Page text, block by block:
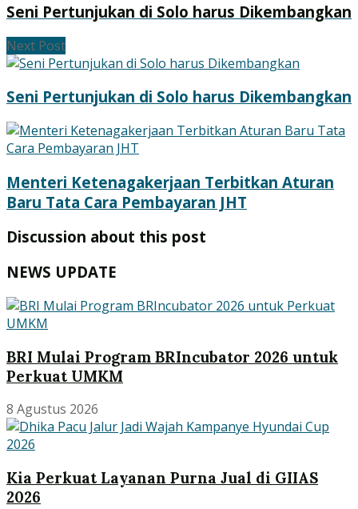
Seni Pertunjukan di Solo harus Dikembangkan
Next Post
Seni Pertunjukan di Solo harus Dikembangkan
Menteri Ketenagakerjaan Terbitkan Aturan
Baru Tata Cara Pembayaran JHT
Discussion about this post
NEWS UPDATE
BRI Mulai Program BRIncubator 2026 untuk
Perkuat UMKM
8 Agustus 2026
Kia Perkuat Layanan Purna Jual di GIIAS
2026